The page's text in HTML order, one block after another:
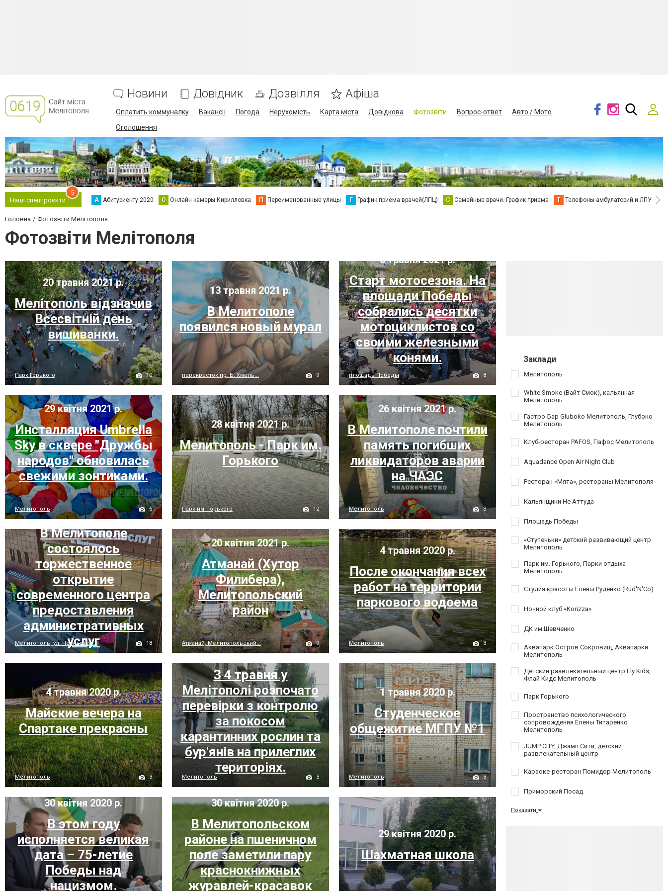
Новини Довідник Дозвілля Афіша
Оплатить коммуналку Вакансії Погода Нерухомість Карта міста Довідкова Фотозвіти Вопрос-ответ
Авто / Мото
Оголошення
Наші спецпроєкти
5
А Абитуриенту 2020 О Онлайн камеры Кирилловка П Переименованные улицы Г График приема врачей(ЛПЦ) С Семейные врачи. График приема Т Телефоны амбулаторий и ЛПУ В
Головна Фотозвіти Мелітополя
Фотозвіти Мелітополя
20 травня 2021 р.
Мелітополь відзначив
Всесвітній день
вишиванки.
Парк Горького 10
13 травня 2021 р.
В Мелитополе
появился новый мурал
перекресток пр. Б. Хмель... 9
8 травня 2021 р.
Старт мотосезона. На
площади Победы
собрались десятки
мотоциклистов со
своими железными
конями.
площадь Победы 8
29 квітня 2021 р.
Инсталляция Umbrella
Sky в сквере "Дружбы
народов" обновилась
свежими зонтиками.
Мелитополь 6
28 квітня 2021 р.
Мелитополь - Парк им.
Горького
Парк им. Горького 12
26 квітня 2021 р.
В Мелитополе почтили
память погибших
ликвидаторов аварии
на ЧАЭС
Мелитополь 3
23 квітня 2021 р.
В Мелитополе
состоялось
торжественное
открытие
современного центра
предоставления
административных
услуг
Мелитополь, ул. Чернышев... 18
20 квітня 2021 р.
Атманай (Хутор
Филибера),
Мелитопольский
район
Атманай, Мелитопольский... 9
4 травня 2020 р.
После окончания всех
работ на территории
паркового водоема
Мелитополь 3
4 травня 2020 р.
Майские вечера на
Спартаке прекрасны
Мелитополь 3
4 травня 2020 р.
З 4 травня у
Мелітополі розпочато
перевірки з контролю
за покосом
карантинних рослин та
бур'янів на прилеглих
територіях.
Мелитополь 3
1 травня 2020 р.
Студенческое
общежитие МГПУ №1
Мелитополь 3
30 квітня 2020 р.
В этом году
исполняется великая
дата – 75-летие
Победы над
нацизмом.
30 квітня 2020 р.
В Мелитопольском
районе на пшеничном
поле заметили пару
краснокнижных
журавлей-красавок
29 квітня 2020 р.
Шахматная школа
Заклади
Мелитополь
White Smoke (Вайт Смок), кальянная
Мелитополь
Гастро-Бар Gluboko Мелитополь, Глубоко
Мелитополь
Клуб-ресторан PAFOS, Пафос Мелитополь
Aquadance Open Air Night Club
Ресторан «Мята», рестораны Мелитополя
Кальянщики Не Аттуда
Площадь Победы
«Ступеньки» детский развивающий центр
Мелитополь
Парк им. Горького, Парки отдыха
Мелитополь
Студия красоты Елены Руденко (Rud'N'Co)
Ночной клуб «Korizza»
ДК им.Шевченко
Аквапарк Остров Сокровищ, Аквапарки
Мелитополь
Детский развлекательный центр Fly Kids,
Флай Кидс Мелитополь
Парк Горького
Пространство психологического
сопровождения Елены Титаренко
Мелитополь
JUMP CITY, Джамп Сити, детский
развлекательный центр
Караоке-ресторан Помидор Мелитополь
Приморский Посад
Показати